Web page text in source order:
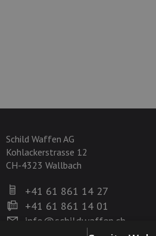
Schild Waffen AG
Kohlackerstrasse 12
CH-4323 Wallbach
+41 61 861 14 27
+41 61 861 14 01
info@schildwaffen.ch